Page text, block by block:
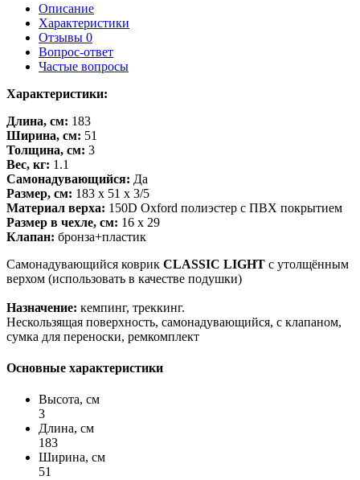
Описание
Характеристики
Отзывы 0
Вопрос-ответ
Частые вопросы
Характеристики:
Длина, см: 183
Ширина, см: 51
Толщина, см: 3
Вес, кг: 1.1
Самонадувающийся: Да
Размер, см: 183 х 51 х 3/5
Материал верха: 150D Oxford полиэстер с ПВХ покрытием
Размер в чехле, см: 16 x 29
Клапан: бронза+пластик
Самонадувающийся коврик CLASSIC LIGHT с утолщённым
верхом (использовать в качестве подушки)
Назначение: кемпинг, треккинг.
Нескользящая поверхность, самонадувающийся, с клапаном,
сумка для переноски, ремкомплект
Основные характеристики
Высота, см
3
Длина, см
183
Ширина, см
51